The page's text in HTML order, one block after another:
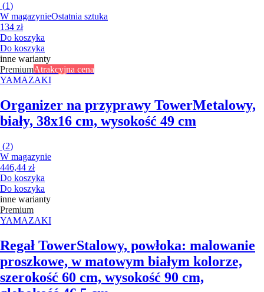
(1)
W magazynieOstatnia sztuka
134 zł
Do koszyka
Do koszyka
inne warianty
PremiumAtrakcyjna cena
YAMAZAKI
Organizer na przyprawy TowerMetalowy,
biały, 38x16 cm, wysokość 49 cm
(2)
W magazynie
446,44 zł
Do koszyka
Do koszyka
inne warianty
Premium
YAMAZAKI
Regał TowerStalowy, powłoka: malowanie
proszkowe, w matowym białym kolorze,
szerokość 60 cm, wysokość 90 cm,